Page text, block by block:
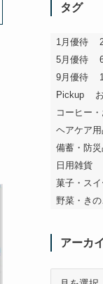
タグ
1月優待
5月優待
9月優待
Pickup
コーヒー
ヘアケア用
備蓄・防災
日用雑貨
菓子・スイ
野菜・きの
アーカ